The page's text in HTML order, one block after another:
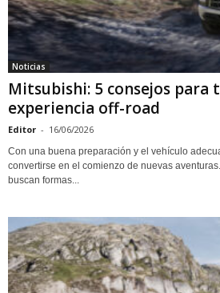
Noticias
Mitsubishi: 5 consejos para
experiencia off-road
Editor - 16/06/2026
Con una buena preparación y el vehículo
convertirse en el comienzo de nuevas
buscan formas...